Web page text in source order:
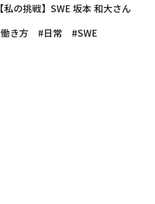
【私の挑戦】SWE 坂本 和大さん
働き方
日常 SWE